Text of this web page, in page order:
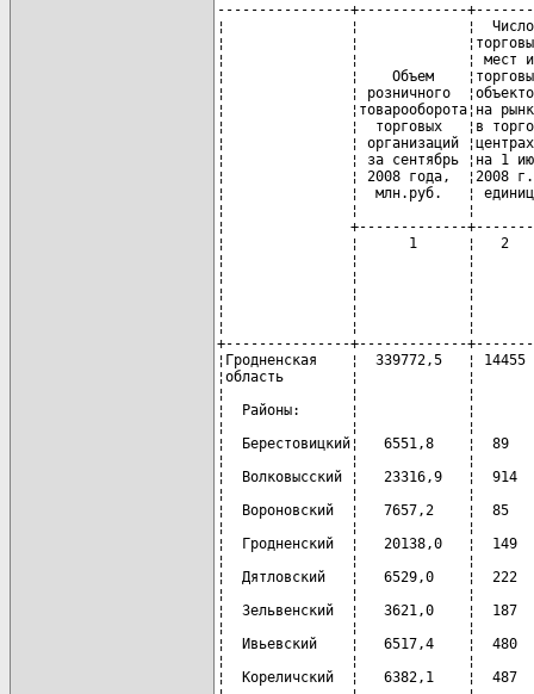
----------------+-------------
¦               ¦             ¦  Число
¦               ¦
¦               ¦             ¦ мест и
¦               ¦    Объем    ¦торговых
¦               ¦ розничного  ¦объектов
¦               ¦товарооборота¦на
¦               ¦  торговых   ¦в
¦               ¦ организаций ¦центрах
¦               ¦ за сентябрь ¦на 1 июня
¦               ¦ 2008 года,  ¦2008
¦               ¦  млн.руб.   ¦ единиц
¦               ¦             ¦
¦               +-------------
¦               ¦      1      ¦   2
¦               ¦             ¦          ¦
¦               ¦             ¦          ¦
¦               ¦             ¦
¦               ¦             ¦          ¦
¦               ¦             ¦
+---------------+-------------
¦Гродненская    ¦  339772,5   ¦
¦область        ¦             ¦
¦               ¦             ¦
¦  Районы:      ¦             ¦
¦               ¦             ¦
¦  Берестовицкий¦   6551,8    ¦
¦               ¦             ¦
¦  Волковысский ¦   23316,9   ¦
¦               ¦             ¦
¦  Вороновский  ¦   7657,2    ¦
¦               ¦             ¦
¦  Гродненский  ¦   20138,0   ¦
¦               ¦             ¦
¦  Дятловский   ¦   6529,0    ¦
¦               ¦             ¦
¦  Зельвенский  ¦   3621,0    ¦
¦               ¦             ¦
¦  Ивьевский    ¦   6517,4    ¦
¦               ¦             ¦
¦  Кореличский  ¦   6382,1    ¦